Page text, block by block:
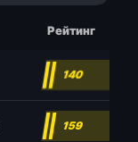
Рейтинг
140
159